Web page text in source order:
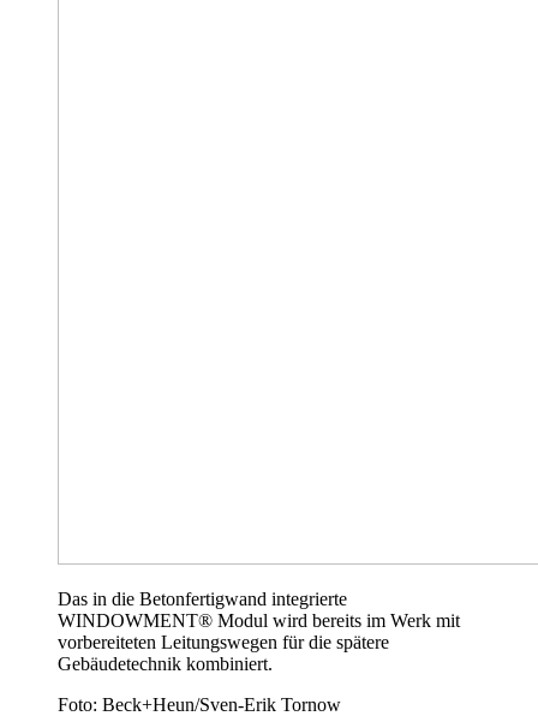
Das in die Betonfertigwand integrierte
WINDOWMENT® Modul wird bereits im Werk mit
vorbereiteten Leitungswegen für die spätere
Gebäudetechnik kombiniert.
Foto: Beck+Heun/Sven-Erik Tornow